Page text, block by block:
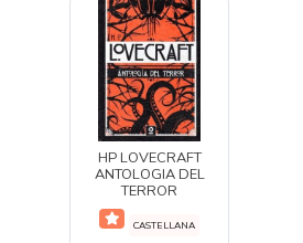
HP LOVECRAFT
ANTOLOGIA DEL
TERROR
CASTELLANA